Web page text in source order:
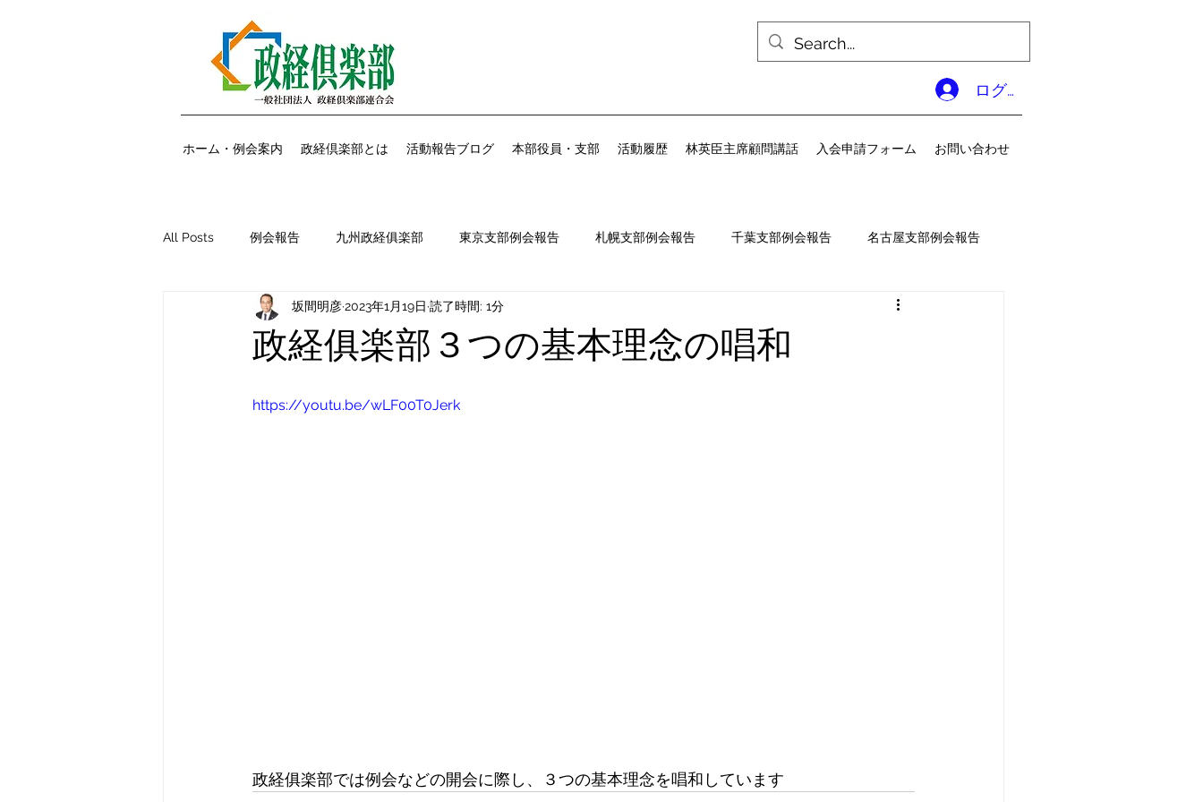
ログイン
ホーム・例会案内 政経倶楽部とは 活動報告ブログ 本部役員・支部 活動履歴 林英臣主席顧問講話 入会申請フォーム お問い合わせ
All Posts 例会報告 九州政経俱楽部 東京支部例会報告 札幌支部例会報告 千葉支部例会報告 名古屋支部例会報告
大阪支部例会報告 広島支部例会報告 九州政経倶楽部例会報告
政経俱楽部３つの基本理念の唱和
坂間明彦2023年1月19日 読了時間: 1分
https://youtu.be/wLF00T0Jerk
政経俱楽部では例会などの開会に際し、３つの基本理念を唱和しています